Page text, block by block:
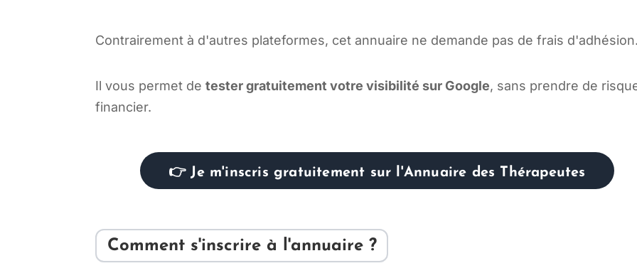
Contrairement à d'autres plateformes, cet annuaire ne demande pas de frais
Il vous permet detester gratuitement votre visibilité sur Google, sans prendre de
financier.
👉 Je m'inscris gratuitement sur l'Annuaire des Thérapeutes
Comment s'inscrire à l'annuaire ?